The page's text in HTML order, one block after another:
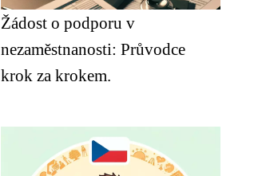
Žádost o podporu v
nezaměstnanosti: Průvodce
krok za krokem.